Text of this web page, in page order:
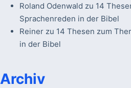
Roland Odenwald zu 14
Sprachenreden in der Bibel
Reinerzu 14 Thesen zum
in der Bibel
Archiv